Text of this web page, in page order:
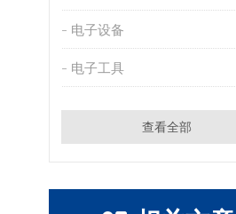
电子设备
电子工具
查看全部